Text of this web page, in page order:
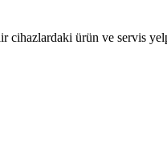
cihazlardaki ürün ve servis